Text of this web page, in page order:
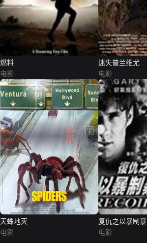
燃料
电影
迷失普兰维尤
电影
天蛛地灭
电影
复仇之以暴制暴
电影